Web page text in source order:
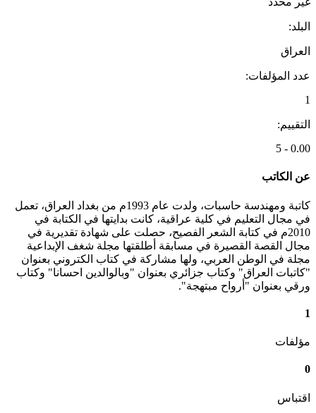
البلد:
العراق
عدد المؤلفات:
1
التقييم:
0.00 - 5
عن الكاتب
كاتبة ومهندسة حاسبات، ولدت عام 1993م من بغداد العراق، تعمل
في مجال التعليم في كلية عراقية، كانت بدايتها في الكتابة في
2010م في كتابة الشعر الفصيح، حصلت على شهادة تقديرية في
مجال القصة القصيرة في مسابقة أطلقتها مجلة شغف الإبداعية
مجلة في الوطن العربي، ولها مشاركة في كتاب الكتروني بعنوان
"كاتبات العراق" وكتاب جزائري بعنوان "وبالوالدين احسانا" وكتاب
ورقي بعنوان "أرواح مبتهجة".
1
مؤلفات
0
اقتباس